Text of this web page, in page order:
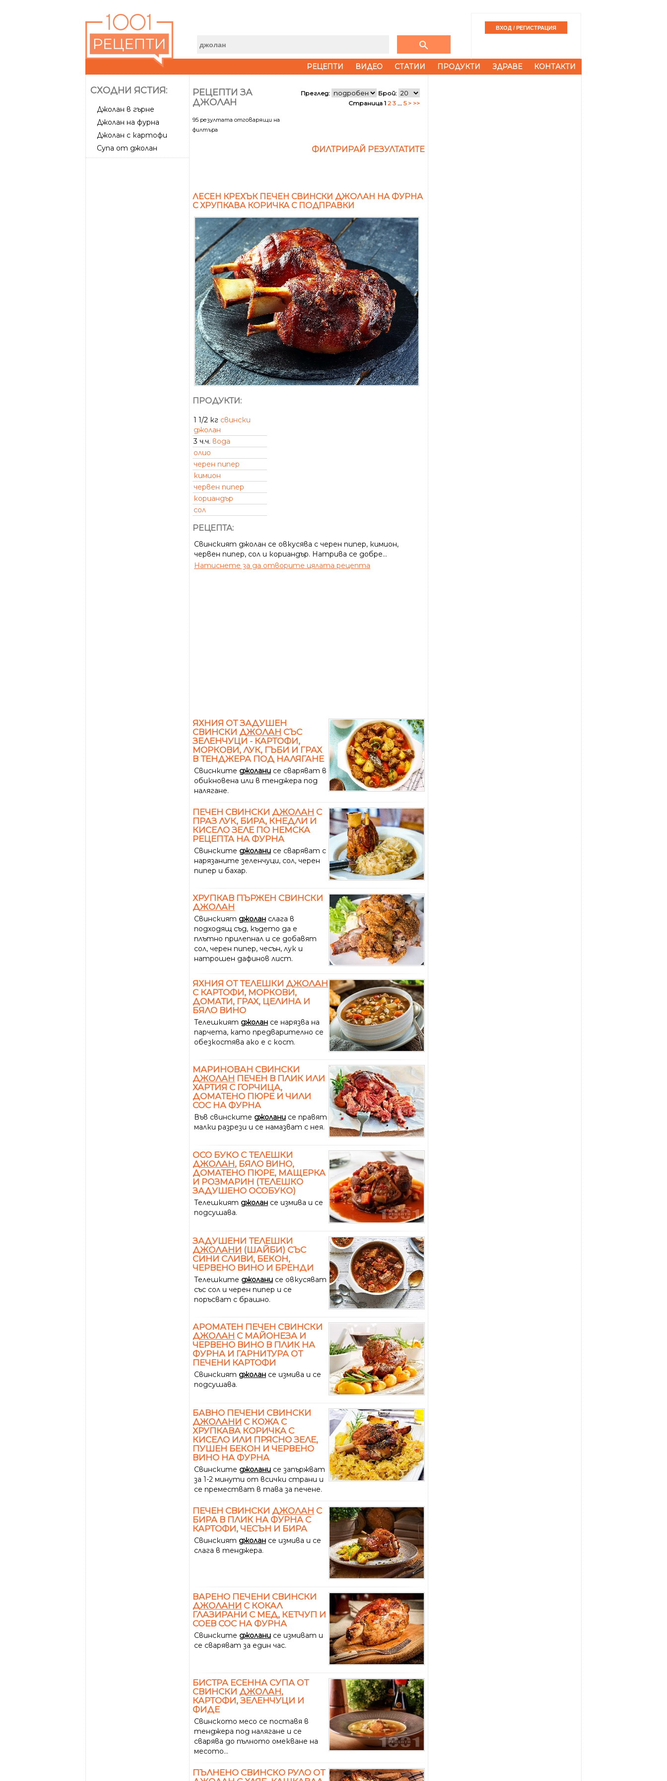
search
РЕЦЕПТИ ВИДЕО СТАТИИ ПРОДУКТИ ЗДРАВЕ КОНТАКТИ
СХОДНИ ЯСТИЯ:
Джолан в гърне
Джолан на фурна
Джолан с картофи
Супа от джолан
РЕЦЕПТИ ЗА
ДЖОЛАН
95 резултата отговарящи на
филтъра
Преглед:
Брой:
Страница 1 2 3 ... 5 > >>
ФИЛТРИРАЙ РЕЗУЛТАТИТЕ
ЛЕСЕН КРЕХЪК ПЕЧЕН СВИНСКИ ДЖОЛАН НА ФУРНА
С ХРУПКАВА КОРИЧКА С ПОДПРАВКИ
ПРОДУКТИ:
1 1/2 кг свински
джолан
3 ч.ч. вода
олио
черен пипер
кимион
червен пипер
кориандър
сол
РЕЦЕПТА:
Свинският джолан се овкусява с черен пипер, кимион,
червен пипер, сол и кориандър. Натрива се добре...
Натиснете за да отворите цялата рецепта
ЯХНИЯ ОТ ЗАДУШЕН
СВИНСКИ ДЖОЛАН СЪС
ЗЕЛЕНЧУЦИ - КАРТОФИ,
МОРКОВИ, ЛУК, ГЪБИ И ГРАХ
В ТЕНДЖЕРА ПОД НАЛЯГАНЕ
Свиснките джолани се сваряват в
обикновена или в тенджера под
налягане.
ПЕЧЕН СВИНСКИ ДЖОЛАН С
ПРАЗ ЛУК, БИРА, КНЕДЛИ И
КИСЕЛО ЗЕЛЕ ПО НЕМСКА
РЕЦЕПТА НА ФУРНА
Свинските джолани се сваряват с
нарязаните зеленчуци, сол, черен
пипер и бахар.
ХРУПКАВ ПЪРЖЕН СВИНСКИ
ДЖОЛАН
Свинският джолан слага в
подходящ съд, където да е
плътно прилепнал и се добавят
сол, черен пипер, чесън, лук и
натрошен дафинов лист.
ЯХНИЯ ОТ ТЕЛЕШКИ ДЖОЛАН
С КАРТОФИ, МОРКОВИ,
ДОМАТИ, ГРАХ, ЦЕЛИНА И
БЯЛО ВИНО
Телешкият джолан се нарязва на
парчета, като предварително се
обезкостява ако е с кост.
МАРИНОВАН СВИНСКИ
ДЖОЛАН ПЕЧЕН В ПЛИК ИЛИ
ХАРТИЯ С ГОРЧИЦА,
ДОМАТЕНО ПЮРЕ И ЧИЛИ
СОС НА ФУРНА
Във свинските джолани се правят
малки разрези и се намазват с нея.
ОСО БУКО С ТЕЛЕШКИ
ДЖОЛАН, БЯЛО ВИНО,
ДОМАТЕНО ПЮРЕ, МАЩЕРКА
И РОЗМАРИН (ТЕЛЕШКО
ЗАДУШЕНО ОСОБУКО)
Телешкият джолан се измива и се
подсушава.
ЗАДУШЕНИ ТЕЛЕШКИ
ДЖОЛАНИ (ШАЙБИ) СЪС
СИНИ СЛИВИ, БЕКОН,
ЧЕРВЕНО ВИНО И БРЕНДИ
Телешките джолани се овкусяват
със сол и черен пипер и се
поръсват с брашно.
АРОМАТЕН ПЕЧЕН СВИНСКИ
ДЖОЛАН С МАЙОНЕЗА И
ЧЕРВЕНО ВИНО В ПЛИК НА
ФУРНА И ГАРНИТУРА ОТ
ПЕЧЕНИ КАРТОФИ
Свинският джолан се измива и се
подсушава.
БАВНО ПЕЧЕНИ СВИНСКИ
ДЖОЛАНИ С КОЖА С
ХРУПКАВА КОРИЧКА С
КИСЕЛО ИЛИ ПРЯСНО ЗЕЛЕ,
ПУШЕН БЕКОН И ЧЕРВЕНО
ВИНО НА ФУРНА
Свинските джолани се запържват
за 1-2 минути от всички страни и
се преместват в тава за печене.
ПЕЧЕН СВИНСКИ ДЖОЛАН С
БИРА В ПЛИК НА ФУРНА С
КАРТОФИ, ЧЕСЪН И БИРА
Свинският джолан се измива и се
слага в тенджера.
ВАРЕНО ПЕЧЕНИ СВИНСКИ
ДЖОЛАНИ С КОКАЛ
ГЛАЗИРАНИ С МЕД, КЕТЧУП И
СОЕВ СОС НА ФУРНА
Свинските джолани се измиват и
се сваряват за един час.
БИСТРА ЕСЕННА СУПА ОТ
СВИНСКИ ДЖОЛАН,
КАРТОФИ, ЗЕЛЕНЧУЦИ И
ФИДЕ
Свинското месо се поставя в
тенджера под налягане и се
сварява до пълното омекване на
месото...
ПЪЛНЕНО СВИНСКО РУЛО ОТ